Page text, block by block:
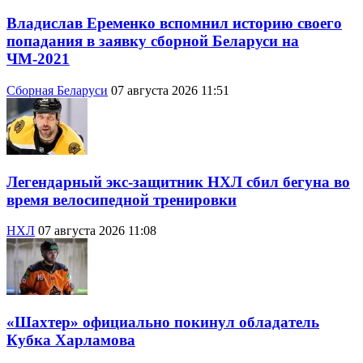
Владислав Еременко вспомнил историю своего
попадания в заявку сборной Беларуси на
ЧМ-2021
Сборная Беларуси 07 августа 2026 11:51
Легендарный экс-защитник НХЛ сбил бегуна во
время велосипедной тренировки
НХЛ 07 августа 2026 11:08
«Шахтер» официально покинул обладатель
Кубка Харламова